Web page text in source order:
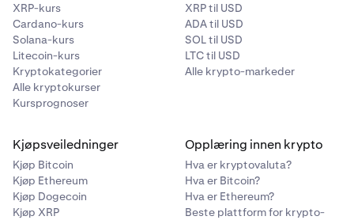
XRP-kurs
Cardano-kurs
Solana-kurs
Litecoin-kurs
Kryptokategorier
Alle kryptokurser
Kursprognoser
XRP til USD
ADA til USD
SOL til USD
LTC til USD
Alle krypto-markeder
Kjøpsveiledninger
Kjøp Bitcoin
Kjøp Ethereum
Kjøp Dogecoin
Kjøp XRP
Opplæring innen krypto
Hva er kryptovaluta?
Hva er Bitcoin?
Hva er Ethereum?
Beste plattform for krypto-